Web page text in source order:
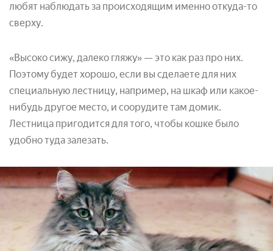
любят наблюдать за происходящим именно откуда-то
сверху.
«Высоко сижу, далеко гляжу» — это как раз про них.
Поэтому будет хорошо, если вы сделаете для них
специальную лестницу, например, на шкаф или какое-
нибудь другое место, и соорудите там домик.
Лестница пригодится для того, чтобы кошке было
удобно туда залезать.